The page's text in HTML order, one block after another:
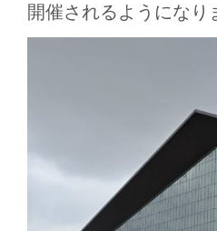
開催されるようになり